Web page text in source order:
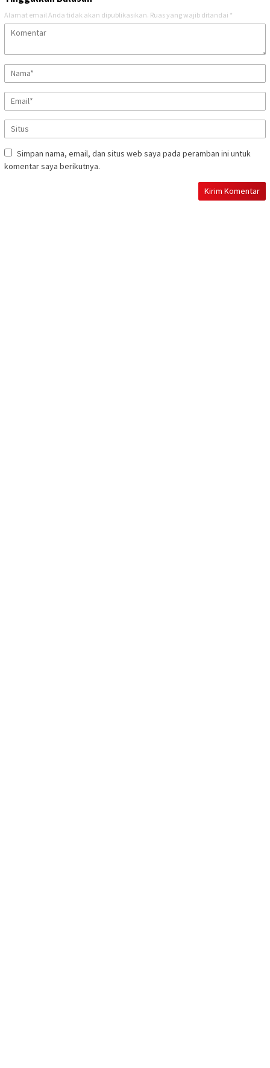
Alamat email Anda tidak akan dipublikasikan. Ruas yang wajib ditandai *
Simpan nama, email, dan situs web saya pada peramban ini untuk
komentar saya berikutnya.